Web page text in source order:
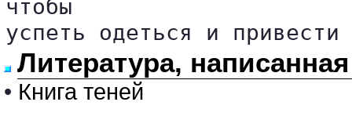
чтобы
успеть одеться и
Литература,
• Книга теней